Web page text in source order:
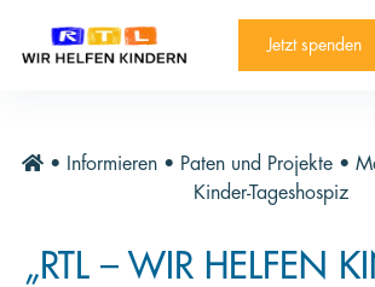
RTL-Spendenmarathon 2025
News
Kontakt
Jetzt spenden
• Informieren• Paten und Projekte•
Kinder-Tageshospiz
„RTL – WIR HELFEN